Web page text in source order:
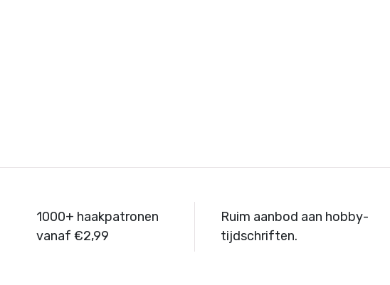
1000+ haakpatronen
vanaf €2,99
Ruim aanbod aan hobby-
tijdschriften.